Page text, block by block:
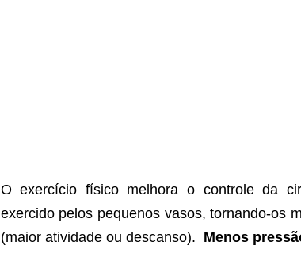
O exercício físico melhora o controle da
exercido pelos pequenos vasos, tornando-os
(maior atividade ou descanso). Menos